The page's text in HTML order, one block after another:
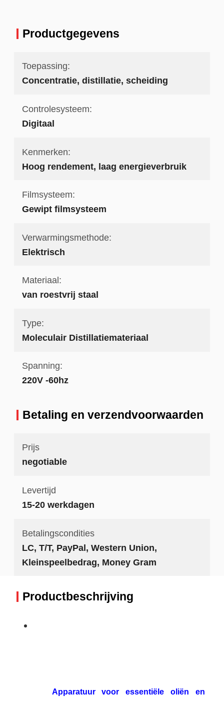
Productgegevens
Toepassing:
Concentratie, distillatie, scheiding
Controlesysteem:
Digitaal
Kenmerken:
Hoog rendement, laag energieverbruik
Filmsysteem:
Gewipt filmsysteem
Verwarmingsmethode:
Elektrisch
Materiaal:
van roestvrij staal
Type:
Moleculair Distillatiemateriaal
Spanning:
220V -60hz
Betaling en verzendvoorwaarden
Prijs
negotiable
Levertijd
15-20 werkdagen
Betalingscondities
LC, T/T, PayPal, Western Union,
Kleinspeelbedrag, Money Gram
Productbeschrijving
Apparatuur voor essentiële oliën en